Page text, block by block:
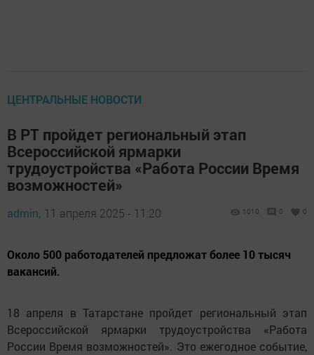
ЦЕНТРАЛЬНЫЕ НОВОСТИ
В РТ пройдет региональный этап
Всероссийской ярмарки
трудоустройства «Работа России Время
возможностей»
admin, 11 апреля 2025 - 11:20 1010 0 0
Около 500 работодателей предложат более 10 тысяч
вакансий.
18 апреля в Татарстане пройдет региональный этап
Всероссийской ярмарки трудоустройства «Работа
России Время возможностей». Это ежегодное событие,